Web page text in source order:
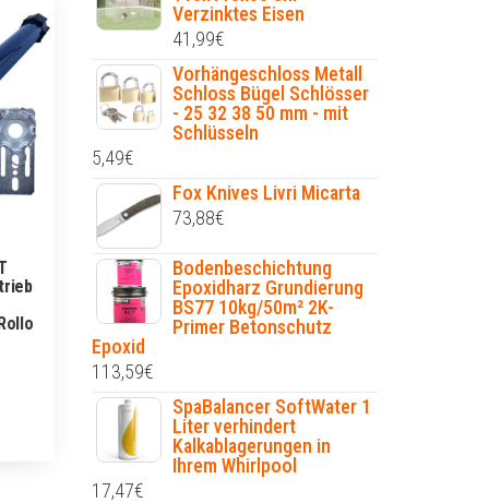
Verzinktes Eisen
41,99€
Vorhängeschloss Metall
Schloss Bügel Schlösser
- 25 32 38 50 mm - mit
Schlüsseln
5,49€
Fox Knives Livri Micarta
73,88€
Bodenbeschichtung
Epoxidharz Grundierung
BS77 10kg/50m² 2K-
Primer Betonschutz
Epoxid
113,59€
SpaBalancer SoftWater 1
Liter verhindert
Kalkablagerungen in
Ihrem Whirlpool
17,47€